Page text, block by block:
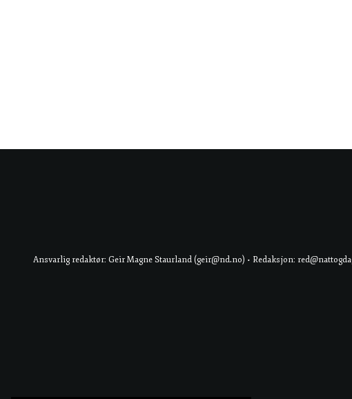
Ansvarlig redaktør: Geir Magne Staurland (geir@nd.no) • Redaksjon: